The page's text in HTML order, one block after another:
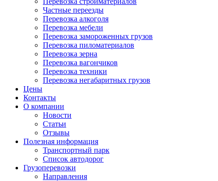
Частные переезды
Перевозка алкоголя
Перевозка мебели
Перевозка замороженных грузов
Перевозка пиломатериалов
Перевозка зерна
Перевозка вагончиков
Перевозка техники
Перевозка негабаритных грузов
Цены
Контакты
О компании
Новости
Статьи
Отзывы
Полезная информация
Транспортный парк
Список автодорог
Грузоперевозки
Направления